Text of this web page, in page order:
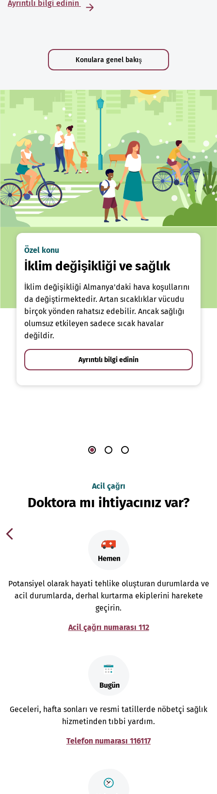
Ayrıntılı bilgi edinin
Konulara genel bakış
Özel konu
İklim değişikliği ve sağlık
İklim değişikliği Almanya'daki hava koşullarını
da değiştirmektedir. Artan sıcaklıklar vücudu
birçok yönden rahatsız edebilir. Ancak sağlığı
olumsuz etkileyen sadece sıcak havalar
değildir.
Ayrıntılı bilgi edinin
Acil çağrı
Doktora mı ihtiyacınız var?
Potansiyel olarak hayati tehlike oluşturan durumlarda ve
acil durumlarda, derhal kurtarma ekiplerini harekete
geçirin.
Acil çağrı numarası 112
Geceleri, hafta sonları ve resmi tatillerde nöbetçi sağlık
hizmetinden tıbbi yardım.
Telefon numarası 116117